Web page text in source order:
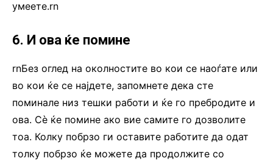
умеете.rn
6. И ова ќе помине
rnБез оглед на околностите во кои се наоѓате или
во кои ќе се најдете, запомнете дека сте
поминале низ тешки работи и ќе го пребродите и
ова. Сè ќе помине ако вие самите го дозволите
тоа. Колку побрзо ги оставите работите да одат
толку побрзо ќе можете да продолжите со